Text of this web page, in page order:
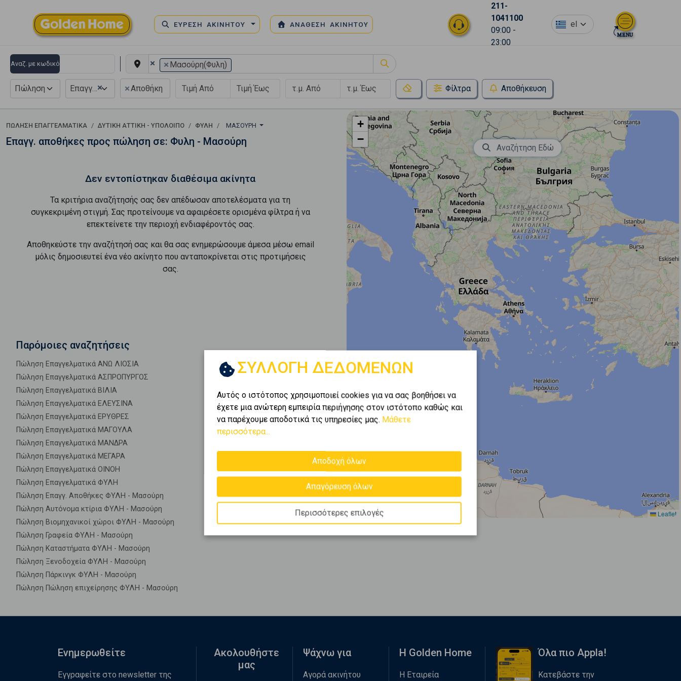
ΕΥΡΕΣΗ ΑΚΙΝΗΤΟΥ ΑΝΑΘΕΣΗ ΑΚΙΝΗΤΟΥ
211-
1041100
09:00 -
23:00
el
Αναζ. με κωδικό × × Μασούρη(Φυλη)
Πώληση ×
Επαγγελματικό ×Αποθήκη Φίλτρα Αποθήκευση
ΠΏΛΗΣΗ ΕΠΑΓΓΕΛΜΑΤΙΚΆ ΔΥΤΙΚΗ ΑΤΤΙΚΗ - ΥΠΟΛΟΙΠΟ ΦΥΛΗ ΜΑΣΟΎΡΗ
Επαγγ. αποθήκες προς πώληση σε: Φυλη - Μασούρη
Δεν εντοπίστηκαν διαθέσιμα ακίνητα
Τα κριτήρια αναζήτησής σας δεν απέδωσαν αποτελέσματα για τη
συγκεκριμένη στιγμή. Σας προτείνουμε να αφαιρέσετε ορισμένα φίλτρα ή να
επεκτείνετε την περιοχή ενδιαφέροντός σας.
Αποθηκεύστε την αναζήτησή σας και θα σας ενημερώσουμε άμεσα μέσω email
μόλις δημοσιευτεί ένα νέο ακίνητο που ανταποκρίνεται στις προτιμήσεις
σας.
Παρόμοιες αναζητήσεις
Πώληση Επαγγελματικά ΑΝΩ ΛΙΟΣΙΑ
Πώληση Επαγγελματικά ΑΣΠΡΟΠΥΡΓΟΣ
Πώληση Επαγγελματικά ΒΙΛΙΑ
Πώληση Επαγγελματικά ΕΛΕΥΣΙΝΑ
Πώληση Επαγγελματικά ΕΡΥΘΡΕΣ
Πώληση Επαγγελματικά ΜΑΓΟΥΛΑ
Πώληση Επαγγελματικά ΜΑΝΔΡΑ
Πώληση Επαγγελματικά ΜΕΓΑΡΑ
Πώληση Επαγγελματικά ΟΙΝΟΗ
Πώληση Επαγγελματικά ΦΥΛΗ
Πώληση Επαγγ. Αποθήκες ΦΥΛΗ - Μασούρη
Πώληση Αυτόνομα κτίρια ΦΥΛΗ - Μασούρη
Πώληση Βιομηχανικοί χώροι ΦΥΛΗ - Μασούρη
Πώληση Γραφεία ΦΥΛΗ - Μασούρη
Πώληση Καταστήματα ΦΥΛΗ - Μασούρη
Πώληση Ξενοδοχεία ΦΥΛΗ - Μασούρη
Πώληση Πάρκινγκ ΦΥΛΗ - Μασούρη
Πώληση Πώληση επιχείρησης ΦΥΛΗ - Μασούρη
+
−
Leaflet
Αναζήτηση Εδώ
ΣΥΛΛΟΓΗ ΔΕΔΟΜΕΝΩΝ
Αυτός ο ιστότοπος χρησιμοποιεί cookies για να σας βοηθήσει να
έχετε μια ανώτερη εμπειρία περιήγησης στον ιστότοπο καθώς και
να παρέχουμε αποδοτικά τις υπηρεσίες μας. Μάθετε
περισσότερα...
Αποδοχή όλων
Απαγόρευση όλων
Περισσότερες επιλογές
Ενημερωθείτε
Εγγραφείτε στο newsletter της
Ακολουθήστε
μας
Ψάχνω για
Αγορά ακινήτου
Η Golden Home
Η Εταιρεία
Όλα πιο Appla!
Κατεβάστε την